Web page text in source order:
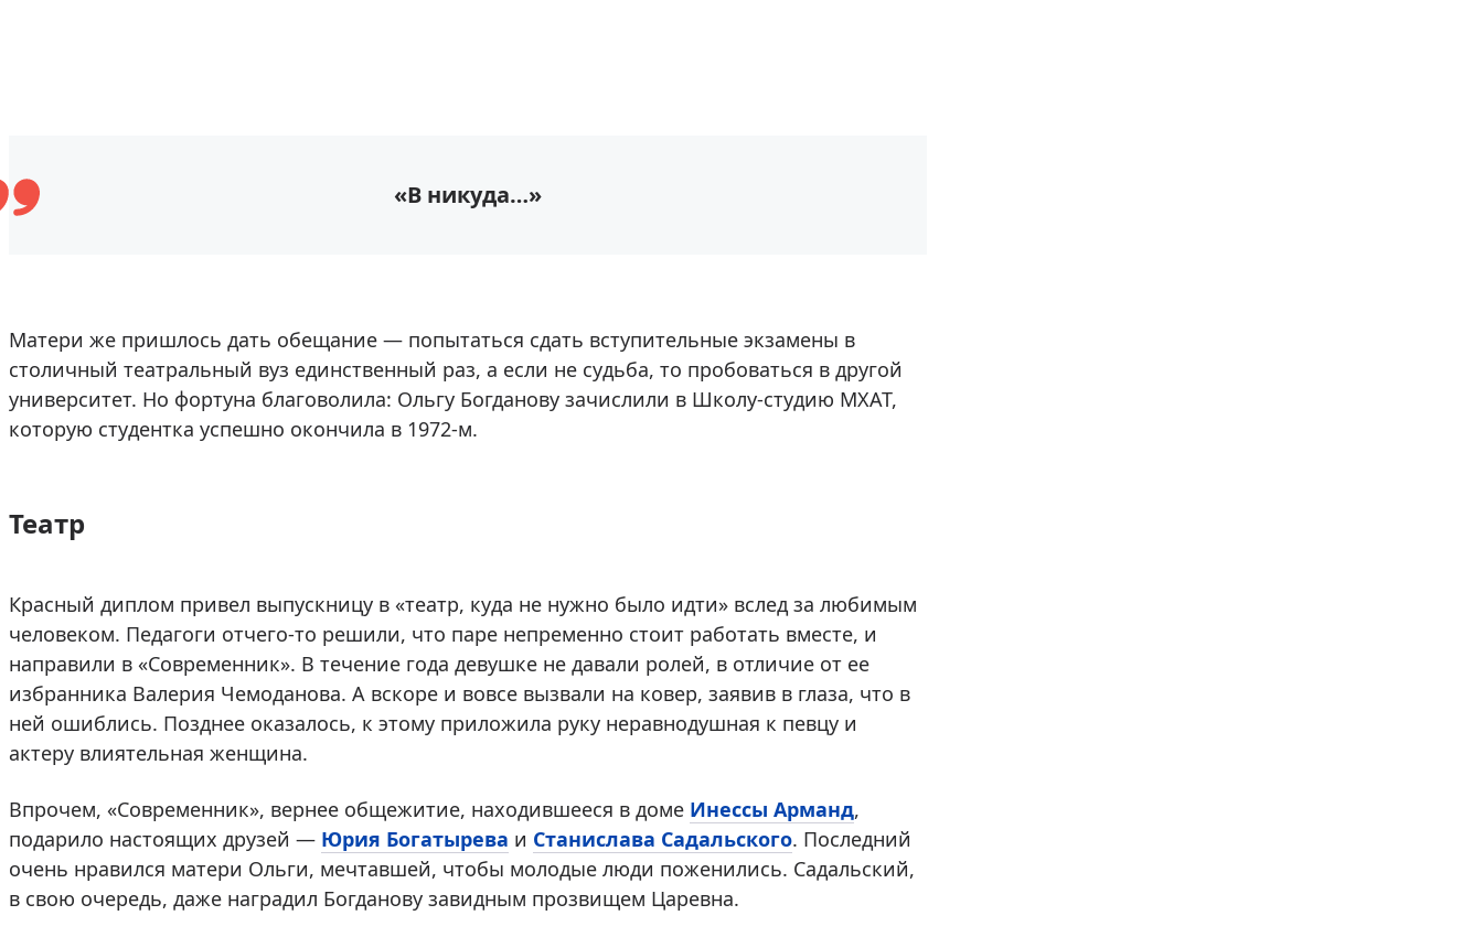
«В никуда…»
Матери же пришлось дать обещание — попытаться сдать вступительные экзамены в
столичный театральный вуз единственный раз, а если не судьба, то пробоваться в другой
университет. Но фортуна благоволила: Ольгу Богданову зачислили в Школу-студию МХАТ,
которую студентка успешно окончила в 1972-м.
Театр
Красный диплом привел выпускницу в «театр, куда не нужно было идти» вслед за любимым
человеком. Педагоги отчего-то решили, что паре непременно стоит работать вместе, и
направили в «Современник». В течение года девушке не давали ролей, в отличие от ее
избранника Валерия Чемоданова. А вскоре и вовсе вызвали на ковер, заявив в глаза, что в
ней ошиблись. Позднее оказалось, к этому приложила руку неравнодушная к певцу и
актеру влиятельная женщина.
Впрочем, «Современник», вернее общежитие, находившееся в доме Инессы Арманд,
подарило настоящих друзей — Юрия Богатырева и Станислава Садальского. Последний
очень нравился матери Ольги, мечтавшей, чтобы молодые люди поженились. Садальский,
в свою очередь, даже наградил Богданову завидным прозвищем Царевна.